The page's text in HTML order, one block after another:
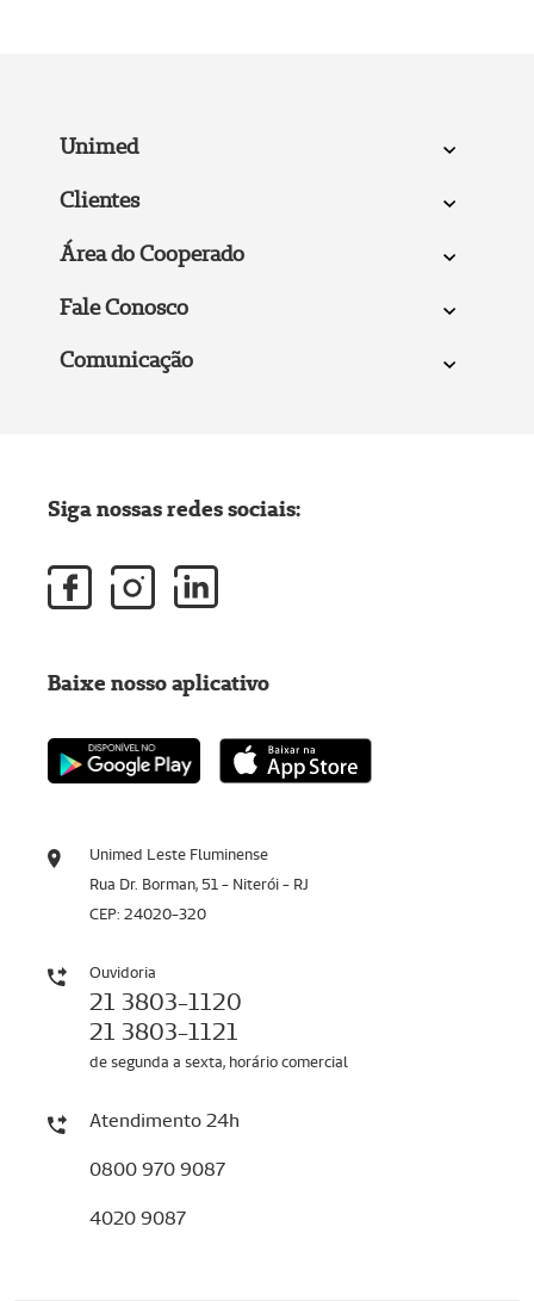
Unimed
Clientes
Área do Cooperado
Fale Conosco
Comunicação
Unimed Leste Fluminense
Rua Dr. Borman, 51 - Niterói - RJ
CEP: 24020-320
Ouvidoria
21 3803-1120
21 3803-1121
de segunda a sexta, horário comercial
Atendimento 24h
0800 970 9087
4020 9087
Siga nossas redes sociais:
Baixe nosso aplicativo